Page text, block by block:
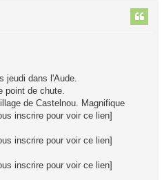
jeudi dans l'Aude.
point de chute.
de Castelnou. Magnifique
inscrire pour voir ce lien]
inscrire pour voir ce lien]
inscrire pour voir ce lien]